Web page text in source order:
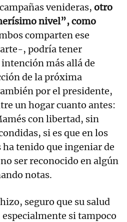
venideras, otro
nivel”, como
comparten ese
, podría tener
más allá de
de la próxima
por el presidente,
un hogar cuanto antes:
con libertad, sin
si es que en los
tenido que ingeniar de
ser reconocido en algún
notas.
seguro que su salud
si tampoco